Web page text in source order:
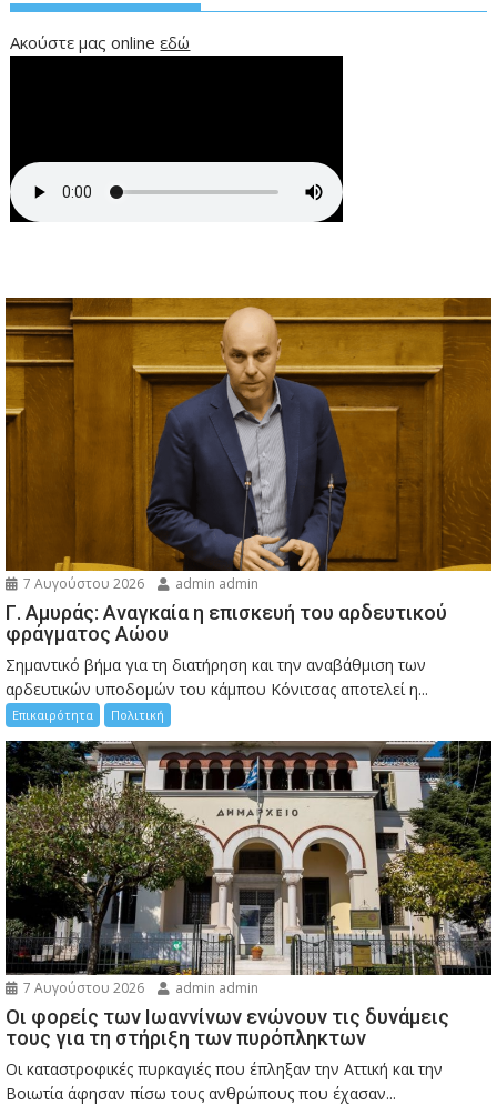
Ακούστε μας onlineεδώ
7 Αυγούστου 2026 admin admin
Γ. Αμυράς: Αναγκαία η επισκευή του αρδευτικού
φράγματος Αώου
Σημαντικό βήμα για τη διατήρηση και την αναβάθμιση των
αρδευτικών υποδομών του κάμπου Κόνιτσας αποτελεί η...
Επικαιρότητα Πολιτική
7 Αυγούστου 2026 admin admin
Οι φορείς των Ιωαννίνων ενώνουν τις δυνάμεις
τους για τη στήριξη των πυρόπληκτων
Οι καταστροφικές πυρκαγιές που έπληξαν την Αττική και την
Bοιωτία άφησαν πίσω τους ανθρώπους που έχασαν...